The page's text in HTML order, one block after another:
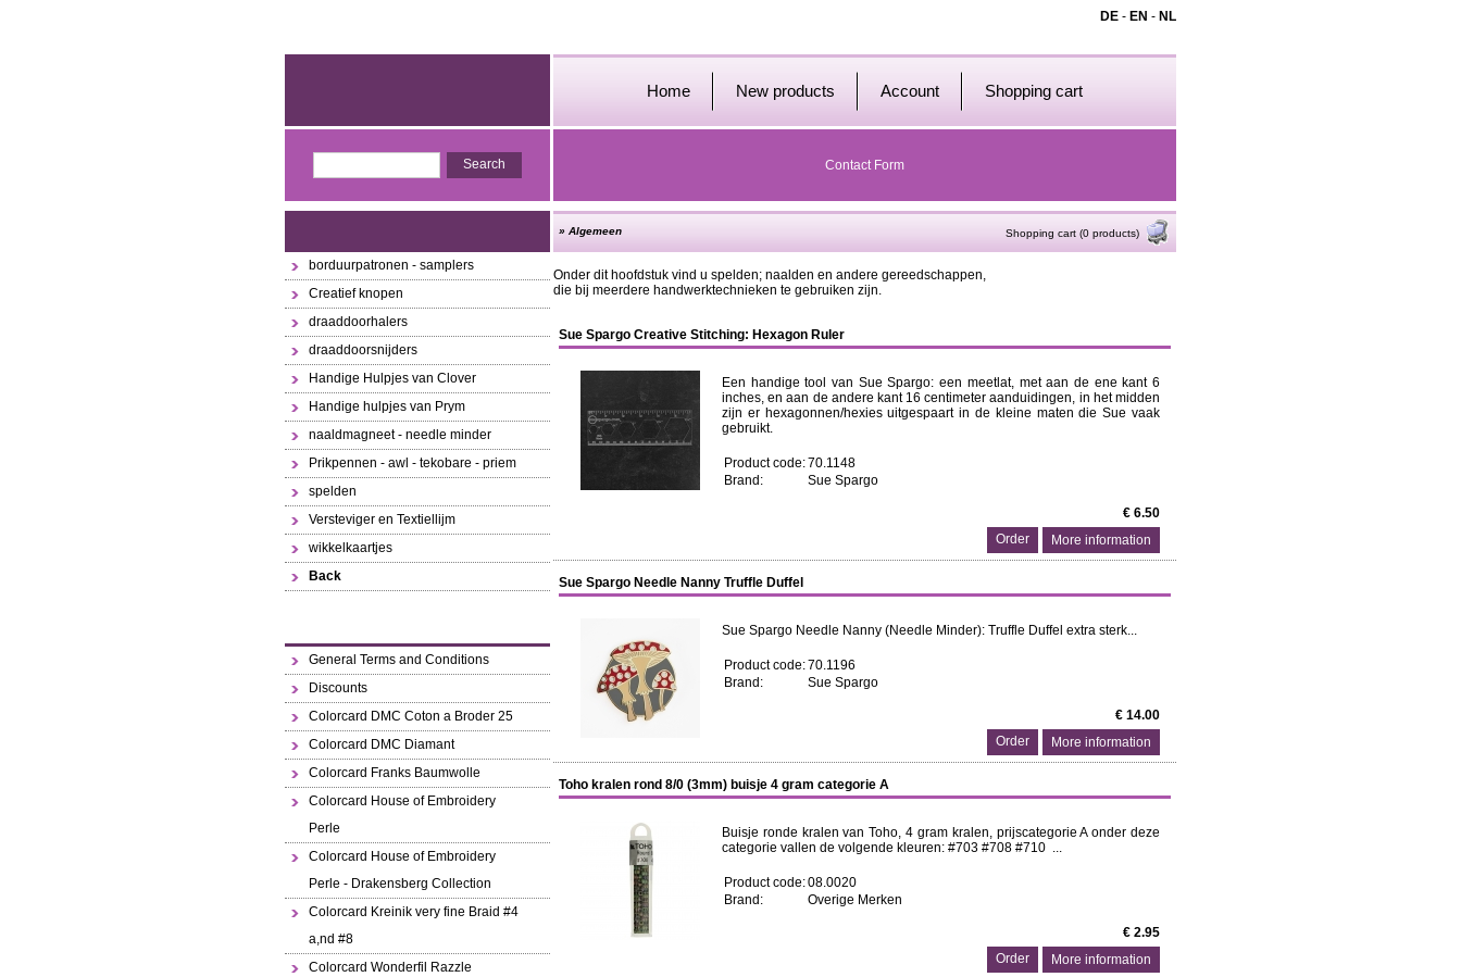
DE - EN - NL
Home New products Account Shopping cart
Contact Form
borduurpatronen - samplers
Creatief knopen
draaddoorhalers
draaddoorsnijders
Handige Hulpjes van Clover
Handige hulpjes van Prym
naaldmagneet - needle minder
Prikpennen - awl - tekobare - priem
spelden
Versteviger en Textiellijm
wikkelkaartjes
Back
General Terms and Conditions
Discounts
Colorcard DMC Coton a Broder 25
Colorcard DMC Diamant
Colorcard Franks Baumwolle
Colorcard House of Embroidery
Perle
Colorcard House of Embroidery
Perle - Drakensberg Collection
Colorcard Kreinik very fine Braid #4
a,nd #8
Colorcard Wonderfil Razzle
» Algemeen Shopping cart (0 products)
Onder dit hoofdstuk vind u spelden; naalden en andere gereedschappen,
die bij meerdere handwerktechnieken te gebruiken zijn.
Sue Spargo Creative Stitching: Hexagon Ruler
Een handige tool van Sue Spargo: een meetlat, met aan de ene kant 6
inches, en aan de andere kant 16 centimeter aanduidingen, in het midden
zijn er hexagonnen/hexies uitgespaart in de kleine maten die Sue vaak
gebruikt.
Product code:70.1148
Brand:
Sue Spargo
€ 6.50
More information
Sue Spargo Needle Nanny Truffle Duffel
Sue Spargo Needle Nanny (Needle Minder): Truffle Duffel extra sterk...
Product code:70.1196
Brand:
Sue Spargo
€ 14.00
More information
Toho kralen rond 8/0 (3mm) buisje 4 gram categorie A
Buisje ronde kralen van Toho, 4 gram kralen, prijscategorie A onder deze
categorie vallen de volgende kleuren: #703 #708 #710 ...
Product code:08.0020
Brand:
Overige Merken
€ 2.95
More information